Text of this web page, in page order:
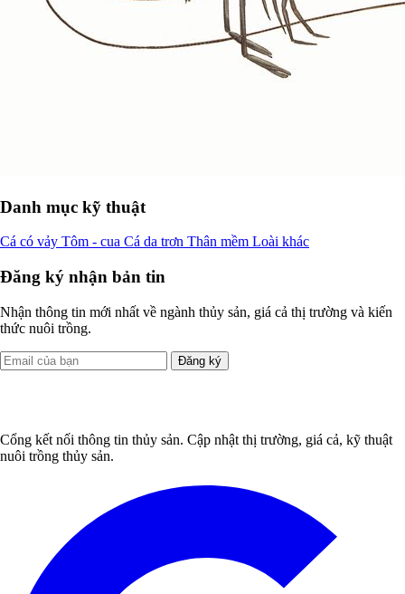
Danh mục kỹ thuật
Cá có vảy Tôm - cua Cá da trơn Thân mềm Loài khác
Đăng ký nhận bản tin
Nhận thông tin mới nhất về ngành thủy sản, giá cả thị trường và kiến
thức nuôi trồng.
Đăng ký
Cổng kết nối thông tin thủy sản. Cập nhật thị trường, giá cả, kỹ thuật
nuôi trồng thủy sản.